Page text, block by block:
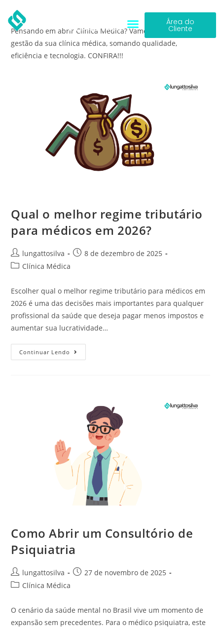
Área do
Cliente
Pensando em abrir Clínica Médica? Vamos trabalhar na
gestão da sua clínica médica, somando qualidade,
eficiência e tecnologia. CONFIRA!!!
Qual o melhor regime tributário
para médicos em 2026?
lungattosilva
8 de dezembro de 2025
Clínica Médica
Escolher qual o melhor regime tributário para médicos em
2026 é uma das decisões mais importantes para qualquer
profissional da saúde que deseja pagar menos impostos e
aumentar sua lucratividade…
Continuar Lendo
Como Abrir um Consultório de
Psiquiatria
lungattosilva
27 de novembro de 2025
Clínica Médica
O cenário da saúde mental no Brasil vive um momento de
expansão sem precedentes. Para o médico psiquiatra, este